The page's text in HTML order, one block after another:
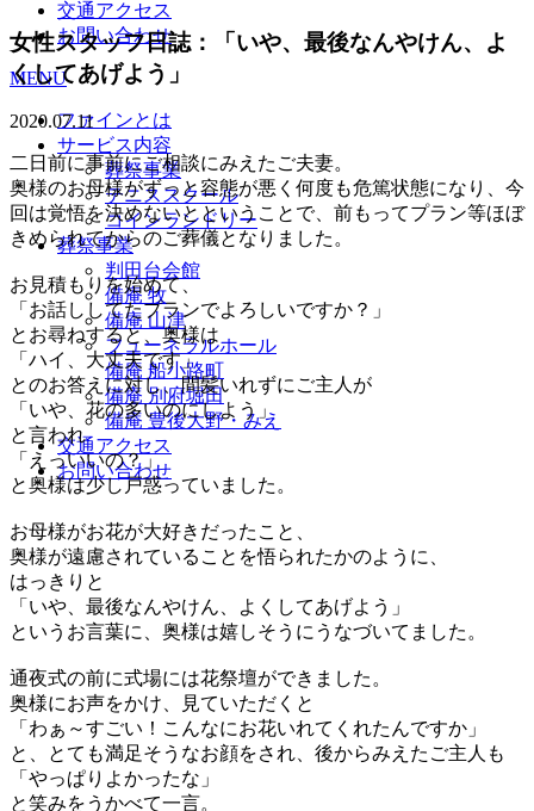
交通アクセス
お問い合わせ
MENU
ファインとは
サービス内容
葬祭事業
テニススクール
コインランドリー
葬祭事業
判田台会館
備庵 牧
備庵 山津
フューネラルホール
備庵 船小路町
備庵 別府堀田
備庵 豊後大野・みえ
交通アクセス
お問い合わせ
女性スタッフ日誌：「いや、最後なんやけん、よ
くしてあげよう」
2020.07.11
二日前に事前にご相談にみえたご夫妻。
奥様のお母様がずっと容態が悪く何度も危篤状態になり、今
回は覚悟を決めないとということで、前もってプラン等ほぼ
きめられてからのご葬儀となりました。
お見積もりを始めて、
「お話ししてたプランでよろしいですか？」
とお尋ねすると、奥様は
「ハイ、大丈夫です」
とのお答えに対し、間髪いれずにご主人が
「いや、花の多いのにしよう」
と言われ
「えっいいの？」
と奥様は少し戸惑っていました。
お母様がお花が大好きだったこと、
奥様が遠慮されていることを悟られたかのように、
はっきりと
「いや、最後なんやけん、よくしてあげよう」
というお言葉に、奥様は嬉しそうにうなづいてました。
通夜式の前に式場には花祭壇ができました。
奥様にお声をかけ、見ていただくと
「わぁ～すごい！こんなにお花いれてくれたんですか」
と、とても満足そうなお顔をされ、後からみえたご主人も
「やっぱりよかったな」
と笑みをうかべて一言。